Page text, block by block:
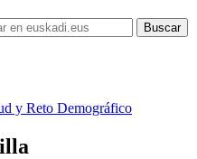
y Reto Demográfico